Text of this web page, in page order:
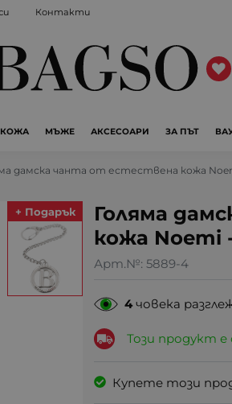
Контакти
КОЖА МЪЖЕ АКСЕСОАРИ ЗА ПЪТ
дамска чанта от естествена кожа
Голяма
кожа Noemi
Арт.№: 5889-4
+ Подарък
4човека
Този продукт е
Купете този